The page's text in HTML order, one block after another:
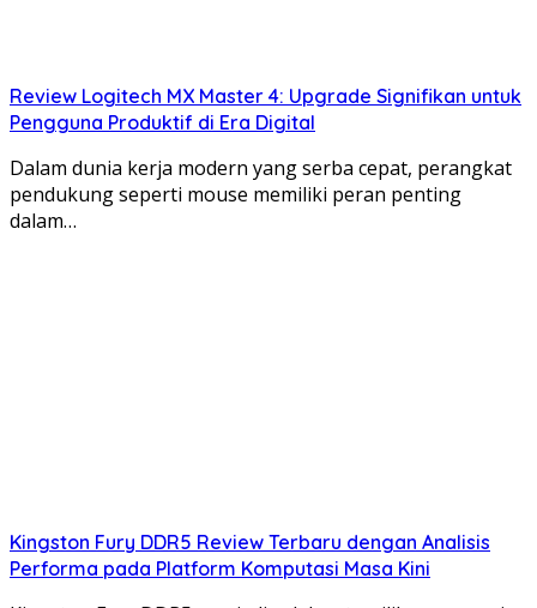
Review Logitech MX Master 4: Upgrade Signifikan untuk
Pengguna Produktif di Era Digital
Dalam dunia kerja modern yang serba cepat, perangkat
pendukung seperti mouse memiliki peran penting
dalam…
Kingston Fury DDR5 Review Terbaru dengan Analisis
Performa pada Platform Komputasi Masa Kini